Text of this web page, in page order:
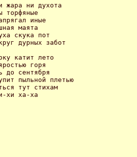
жара ни духота
торфяные
иные
маята
скука пот
дурных забот
катит лето
горя
до сентября
пыльной плетью
тут стихам
хи ха-ха